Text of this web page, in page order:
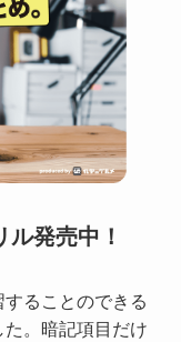
ル発売中！
ることのできる
。暗記項目だけ